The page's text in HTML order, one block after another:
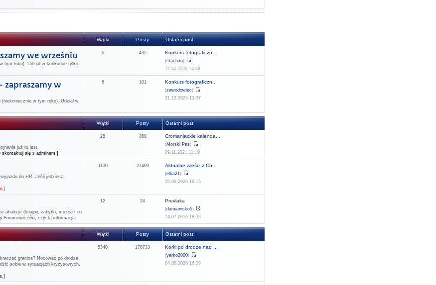
Wątki Posty Ostatni post
we wrześniu
tym roku). Udział w konkursie tylko
6 432 Konkurs fotograficzn...
(stachan)
11.04.2026 14:48
w
w tym roku). Udział w
6 101 Konkurs fotograficzn...
(zawodowiec)
21.12.2025 13:37
Wątki Posty Ostatni post
już tu jest.
skontaktuj się z adminem.]
28 360 Cromaniackie kalenda...
(Morski Pas)
09.11.2021 11:19
do HR. Jeśli jedziesz
1130 27409 Aktualne wieści z Ch...
(elka21)
05.08.2026 18:15
atrakcje (knajpy, zabytki, muzea i co
Forumowiczów, czysta informacja.
12 24 Prevlaka
(damianisko5)
14.07.2016 18:38
Wątki Posty Ostatni post
granice? Nocować po drodze
sobie w sytuacjach kryzysowych.
5340 178733 Korki po drodze nad ...
(yarko2000)
04.08.2026 16:39